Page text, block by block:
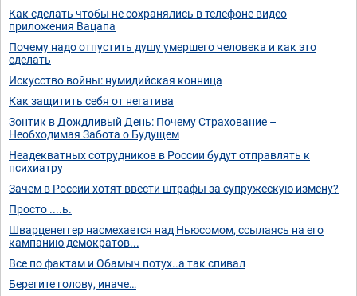
Как сделать чтобы не сохранялись в телефоне видео
приложения Вацапа
Почему надо отпустить душу умершего человека и как это
сделать
Искусство войны: нумидийская конница
Как защитить себя от негатива
Зонтик в Дождливый День: Почему Страхование –
Необходимая Забота о Будущем
Неадекватных сотрудников в России будут отправлять к
психиатру
Зачем в России хотят ввести штрафы за супружескую измену?
Просто ....ь.
Шварценеггер насмехается над Ньюсомом, ссылаясь на его
кампанию демократов...
Все по фактам и Обамыч потух..а так спивал
Берегите голову, иначе…